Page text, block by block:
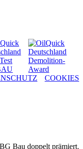
COOKIES
Bau doppelt prämiert.